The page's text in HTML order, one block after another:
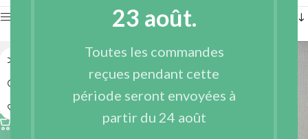
23 août.
Toutes les commandes
reçues pendant cette
période seront envoyées à
partir du 24 août